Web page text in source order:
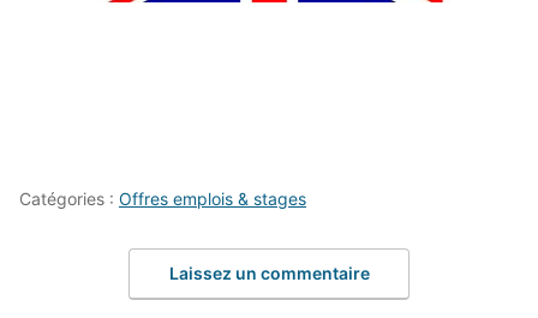
Catégories : Offres emplois & stages
Laissez un commentaire